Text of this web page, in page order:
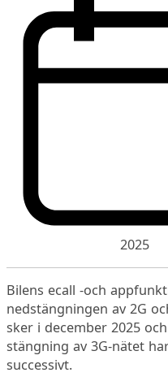
2025
Bilens ecall -och
nedstängningen av 2G
sker i december 2025
stängning av 3G-nätet
successivt.